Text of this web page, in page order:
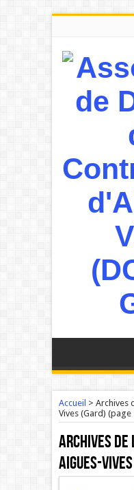
Accueil > Archives
Vives (Gard) (page
Archives de
Aigues-